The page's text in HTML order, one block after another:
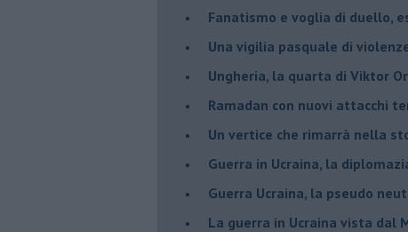
Fanatismo e voglia di duello,
Una vigilia pasquale di
Ungheria, la quarta di Viktor
Ramadan con nuovi attacchi
Un vertice che rimarrà nella
Guerra in Ucraina, la
Guerra Ucraina, la pseudo
La guerra in Ucraina vista dal